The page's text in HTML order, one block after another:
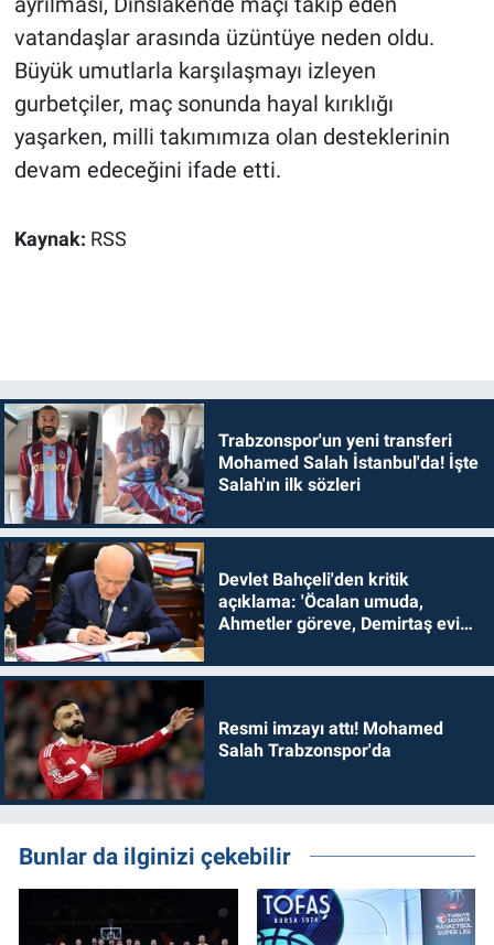
vatandaşlar arasında üzüntüye neden oldu.
Büyük umutlarla karşılaşmayı izleyen
gurbetçiler, maç sonunda hayal kırıklığı
yaşarken, milli takımımıza olan desteklerinin
devam edeceğini ifade etti.
Kaynak: RSS
Trabzonspor'un yeni transferi
Mohamed Salah İstanbul'da! İşte
Salah'ın ilk sözleri
Devlet Bahçeli'den kritik
açıklama: 'Öcalan umuda,
Ahmetler göreve, Demirtaş evine
Resmi imzayı attı! Mohamed
Salah Trabzonspor'da
Bunlar da ilginizi çekebilir